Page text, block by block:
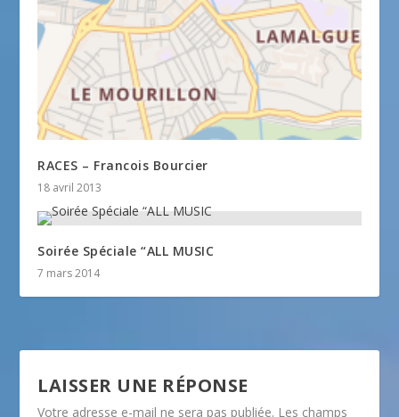
RACES – Francois Bourcier
18 avril 2013
Soirée Spéciale “ALL MUSIC
7 mars 2014
LAISSER UNE RÉPONSE
Votre adresse e-mail ne sera pas publiée. Les champs